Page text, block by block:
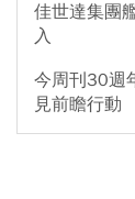
佳世達集團
入
今周刊30週
見前瞻行動